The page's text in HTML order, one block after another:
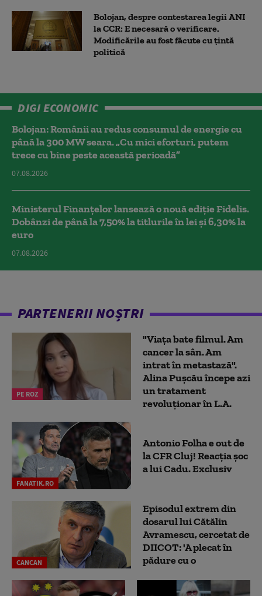
Bolojan, despre contestarea legii ANI
la CCR: E necesară o verificare.
Modificările au fost făcute cu țintă
politică
DIGI ECONOMIC
Bolojan: Românii au redus consumul de energie cu
până la 300 MW seara. „Cu mici eforturi, putem
trece cu bine peste această perioadă”
07.08.2026
Ministerul Finanțelor lansează o nouă ediție Fidelis.
Dobânzi de până la 7,50% la titlurile în lei și 6,30% la
euro
07.08.2026
PARTENERII NOȘTRI
PE ROZ
"Viața bate filmul. Am
cancer la sân. Am
intrat în metastază".
Alina Pușcău începe azi
un tratament
revoluționar în L.A.
FANATIK.RO
Antonio Folha e out de
la CFR Cluj! Reacția șoc
a lui Cadu. Exclusiv
CANCAN
Episodul extrem din
dosarul lui Cătălin
Avramescu, cercetat de
DIICOT: 'A plecat în
pădure cu o